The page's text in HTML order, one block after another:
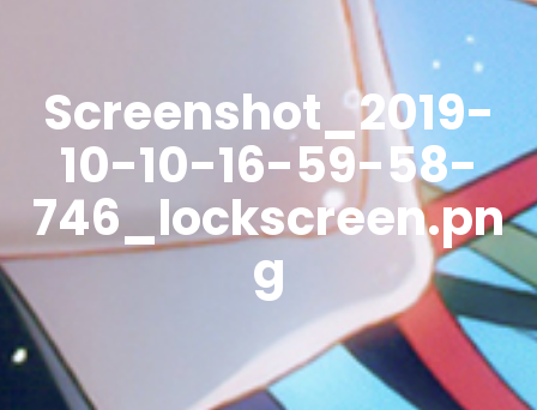
Screenshot_2019-
10-10-16-59-58-
746_lockscreen.pn
g